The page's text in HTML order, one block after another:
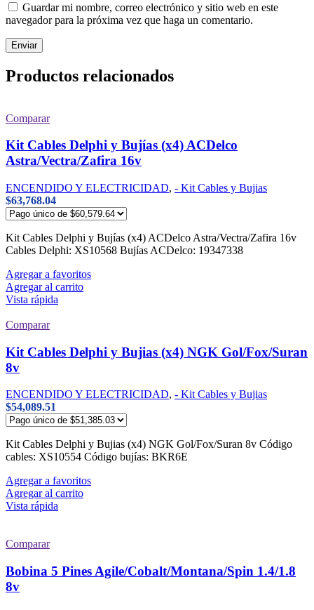
Guardar mi nombre, correo electrónico y sitio web en este
navegador para la próxima vez que haga un comentario.
Productos relacionados
Comparar
Kit Cables Delphi y Bujías (x4) ACDelco
Astra/Vectra/Zafira 16v
ENCENDIDO Y ELECTRICIDAD, - Kit Cables y Bujias
$63,768.04
Kit Cables Delphi y Bujías (x4) ACDelco Astra/Vectra/Zafira 16v
Cables Delphi: XS10568 Bujías ACDelco: 19347338
Agregar a favoritos
Agregar al carrito
Vista rápida
Comparar
Kit Cables Delphi y Bujias (x4) NGK Gol/Fox/Suran
8v
ENCENDIDO Y ELECTRICIDAD, - Kit Cables y Bujias
$54,089.51
Kit Cables Delphi y Bujias (x4) NGK Gol/Fox/Suran 8v Código
cables: XS10554 Código bujías: BKR6E
Agregar a favoritos
Agregar al carrito
Vista rápida
Comparar
Bobina 5 Pines Agile/Cobalt/Montana/Spin 1.4/1.8
8v